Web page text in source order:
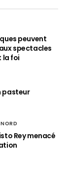
peuvent
spectacles
la foi
pasteur
Rey menacé